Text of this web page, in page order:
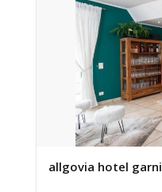
allgovia hotel garni